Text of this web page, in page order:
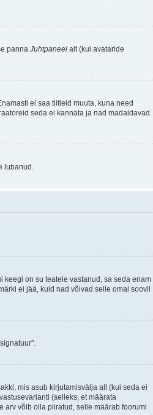
panna Juhtpaneel alt (kui avataride
ei saa tiitleid muuta, kuna need
seda ei kannata ja nad madaldavad
lubanud.
keegi on su teatele vastanud, sa seda enam
ei jää, kuid nad võivad selle omal soovil
mis asub kirjutamisvälja all (kui seda ei
(selleks, et määrata
arv võib olla piiratud, selle määrab foorumi